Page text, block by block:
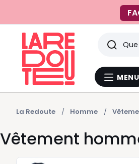
Menu
MENU
vus
La Redoute Homme
Vêtement